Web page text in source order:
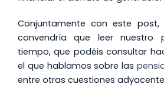
Conjuntamente con este
convendría que leer
tiempo, que podéis consultar
el que hablamos sobre las
entre otras cuestiones